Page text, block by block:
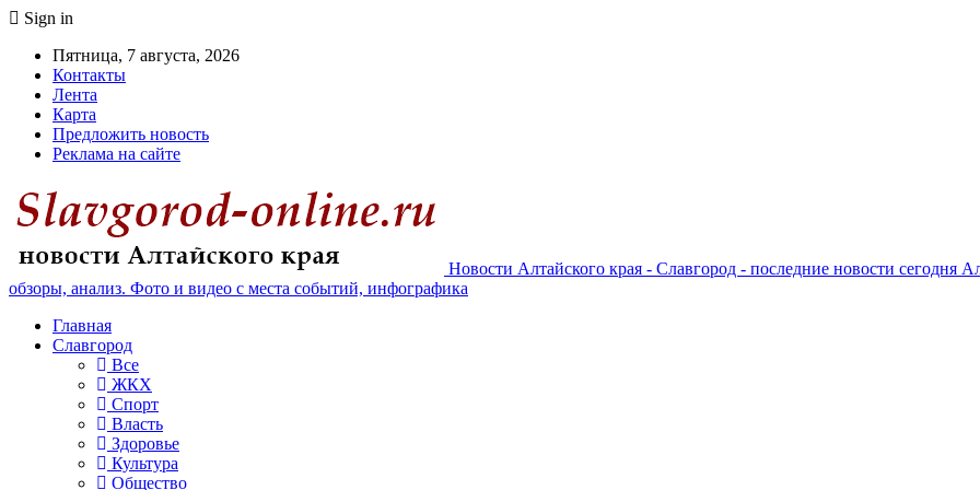
Sign in
Пятница, 7 августа, 2026
Контакты
Лента
Карта
Предложить новость
Реклама на сайте
Новости Алтайского края - Славгород - последние новости сегодня
обзоры, анализ. Фото и видео с места событий, инфографика
Главная
Славгород
Все
ЖКХ
Спорт
Власть
Здоровье
Культура
Общество